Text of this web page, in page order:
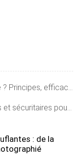
efficacité et précautions
pour tous les âges
: de la